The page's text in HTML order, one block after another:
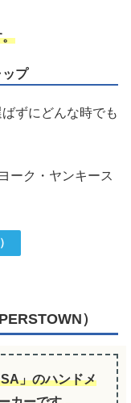
。
プ
ずにどんな時でも
ーク・ヤンキース
）
」のハンドメ